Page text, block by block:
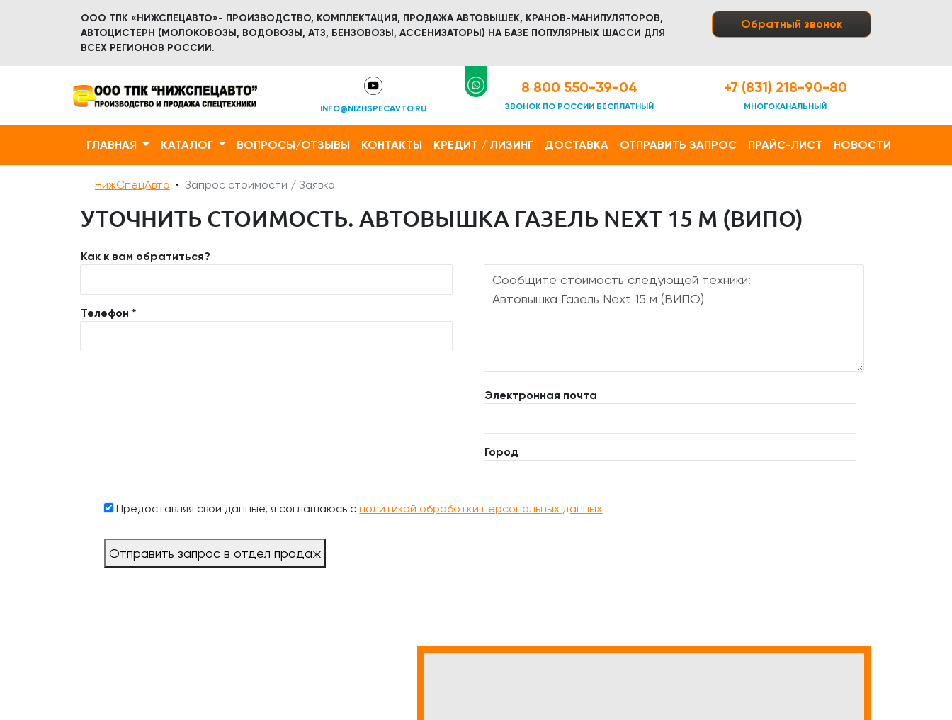
ООО ТПК «НИЖСПЕЦАВТО»- ПРОИЗВОДСТВО, КОМПЛЕКТАЦИЯ, ПРОДАЖА АВТОВЫШЕК, КРАНОВ-МАНИПУЛЯТОРОВ,
АВТОЦИСТЕРН (МОЛОКОВОЗЫ, ВОДОВОЗЫ, АТЗ, БЕНЗОВОЗЫ, АССЕНИЗАТОРЫ) НА БАЗЕ ПОПУЛЯРНЫХ ШАССИ ДЛЯ
ВСЕХ РЕГИОНОВ РОССИИ.
Обратный звонок
INFO@NIZHSPECAVTO.RU
8 800 550-39-04
ЗВОНОК ПО РОССИИ БЕСПЛАТНЫЙ
+7 (831) 218-90-80
МНОГОКАНАЛЬНЫЙ
ГЛАВНАЯ КАТАЛОГ ВОПРОСЫ/ОТЗЫВЫ КОНТАКТЫ КРЕДИТ / ЛИЗИНГ ДОСТАВКА ОТПРАВИТЬ ЗАПРОС ПРАЙС-ЛИСТ НОВОСТИ
НижСпецАвто Запрос стоимости / Заявка
УТОЧНИТЬ СТОИМОСТЬ. АВТОВЫШКА ГАЗЕЛЬ NEXT 15 М (ВИПО)
Как к вам обратиться?
Телефон *
Электронная почта
Город
Предоставляя свои данные, я соглашаюсь сполитикой обработки персональных данных
Отправить запрос в отдел продаж